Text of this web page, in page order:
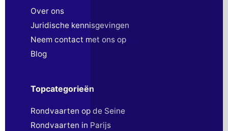
Over ons
Juridische kennisgevingen
Neem contact met ons op
Blog
Topcategorieën
Rondvaarten op de Seine
Rondvaarten in Parijs